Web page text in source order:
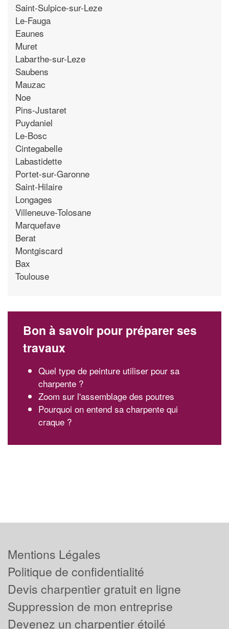
Saint-Sulpice-sur-Leze
Le-Fauga
Eaunes
Muret
Labarthe-sur-Leze
Saubens
Mauzac
Noe
Pins-Justaret
Puydaniel
Le-Bosc
Cintegabelle
Labastidette
Portet-sur-Garonne
Saint-Hilaire
Longages
Villeneuve-Tolosane
Marquefave
Berat
Montgiscard
Bax
Toulouse
Bon à savoir pour préparer ses
travaux
Quel type de peinture utiliser pour sa
charpente ?
Zoom sur l'assemblage des poutres
Pourquoi on entend sa charpente qui
craque ?
Mentions Légales
Politique de confidentialité
Devis charpentier gratuit en ligne
Suppression de mon entreprise
Devenez un charpentier étoilé